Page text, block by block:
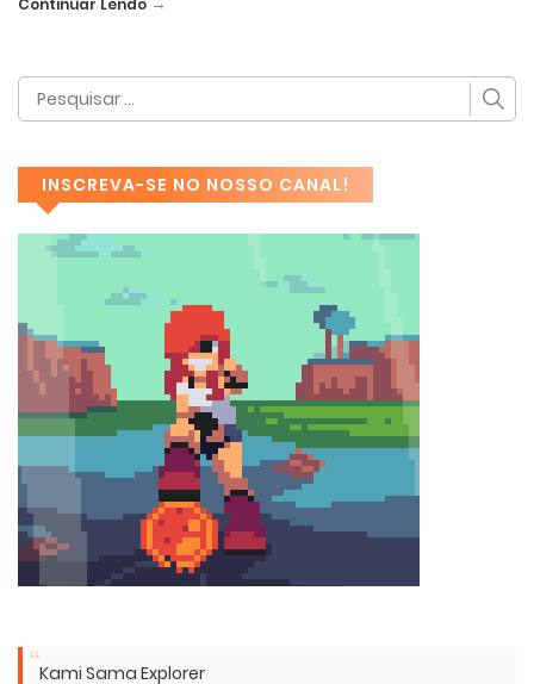
Continuar Lendo
INSCREVA-SE NO NOSSO CANAL!
Kami Sama Explorer